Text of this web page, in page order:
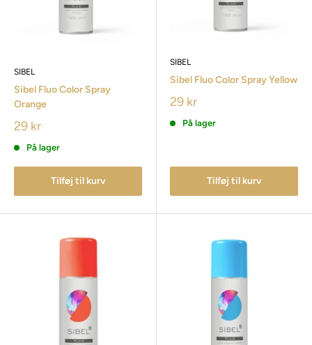
SIBEL
Sibel Fluo Color Spray
Orange
29 kr
På lager
Tilføj til kurv
SIBEL
Sibel Fluo Color Spray Yellow
29 kr
På lager
Tilføj til kurv